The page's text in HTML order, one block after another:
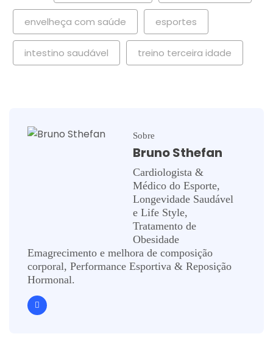
envelheça com saúde esportes
intestino saudável treino terceira idade
Sobre
Bruno Sthefan
Cardiologista &
Médico do Esporte,
Longevidade Saudável
e Life Style,
Tratamento de
Obesidade
Emagrecimento e melhora de composição
corporal, Performance Esportiva & Reposição
Hormonal.